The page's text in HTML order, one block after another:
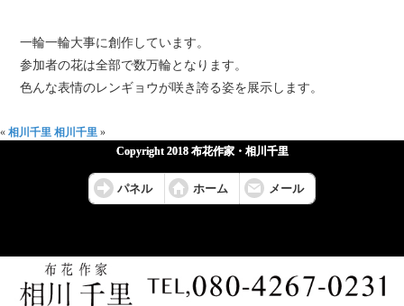
一輪一輪大事に創作しています。
参加者の花は全部で数万輪となります。
色んな表情のレンギョウが咲き誇る姿を展示します。
« 相川千里 相川千里 »
Copyright 2018 布花作家・相川千里
パネル ホーム メール